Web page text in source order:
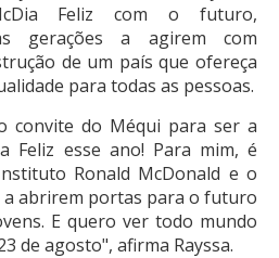
Feliz com o futuro,
gerações a agirem com
de um país que ofereça
para todas as pessoas.
convite do Méqui para ser a
Feliz esse ano! Para mim, é
Ronald McDonald e o
abrirem portas para o futuro
E quero ver todo mundo
de agosto", afirma Rayssa.